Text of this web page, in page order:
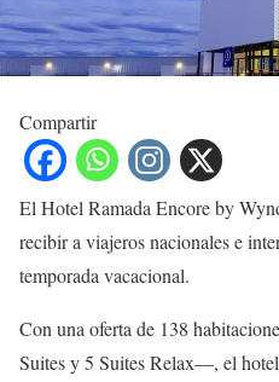
Compartir
El Hotel Ramada Encore by
recibir a viajeros nacionales e
temporada vacacional.
Con una oferta de 138
Suites y 5 Suites Relax—, el